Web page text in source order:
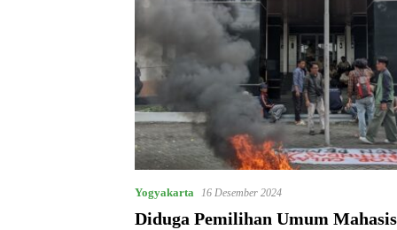
Yogyakarta 16 Desember 2024
Diduga Pemilihan Umum